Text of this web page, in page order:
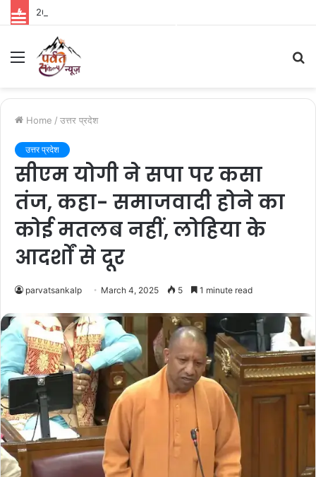
Menu
Home / उत्तर प्रदेश
उत्तर प्रदेश
सीएम योगी ने सपा पर कसा
तंज, कहा- समाजवादी होने का
कोई मतलब नहीं, लोहिया के
आदर्शों से दूर
parvatsankalp March 4, 2025 5 1 minute read